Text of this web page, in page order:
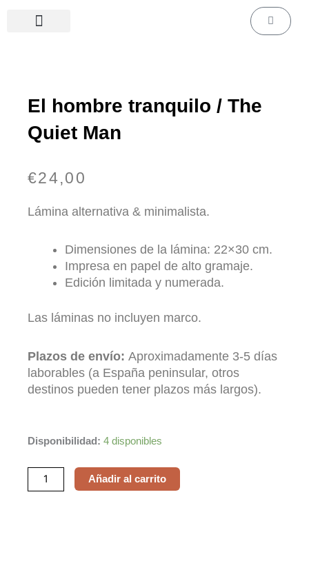
Carrito
El hombre tranquilo / The
Quiet Man
€24,00
Lámina alternativa & minimalista.
Dimensiones de la lámina: 22×30 cm.
Impresa en papel de alto gramaje.
Edición limitada y numerada.
Las láminas no incluyen marco.
Plazos de envío: Aproximadamente 3-5 días
laborables (a España peninsular, otros
destinos pueden tener plazos más largos).
Disponibilidad: 4 disponibles
El
tranquilo
/
Añadir al carrito